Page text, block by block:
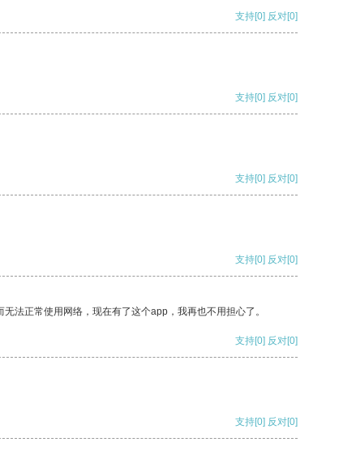
支持[0] 反对[0]
支持[0] 反对[0]
支持[0] 反对[0]
支持[0] 反对[0]
法正常使用网络，现在有了这个app，我再也不用担心了。
支持[0] 反对[0]
支持[0] 反对[0]